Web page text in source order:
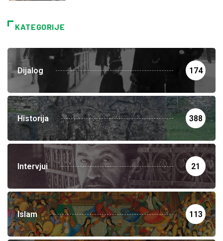
KATEGORIJE
Dijalog 174
Historija 388
Intervjui 21
Islam 113